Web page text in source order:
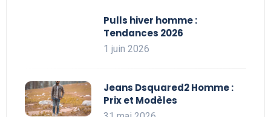
Pulls hiver homme :
Tendances 2026
1 juin 2026
Jeans Dsquared2 Homme :
Prix et Modèles